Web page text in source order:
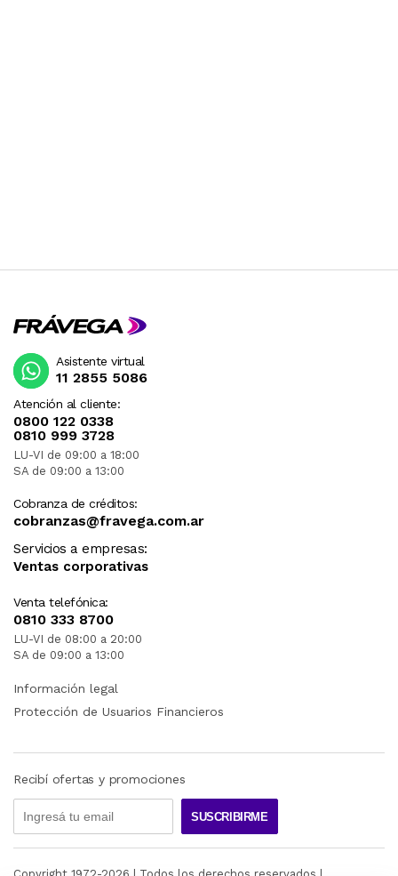
Atención al cliente:
0800 122 0338
0810 999 3728
LU-VI de 09:00 a 18:00
SA de 09:00 a 13:00
Cobranza de créditos:
cobranzas@fravega.com.ar
Servicios a empresas:
Ventas corporativas
Venta telefónica:
0810 333 8700
LU-VI de 08:00 a 20:00
SA de 09:00 a 13:00
Asistente virtual
11 2855 5086
Información legal
Protección de Usuarios Financieros
Recibí ofertas y promociones
SUSCRIBIRME